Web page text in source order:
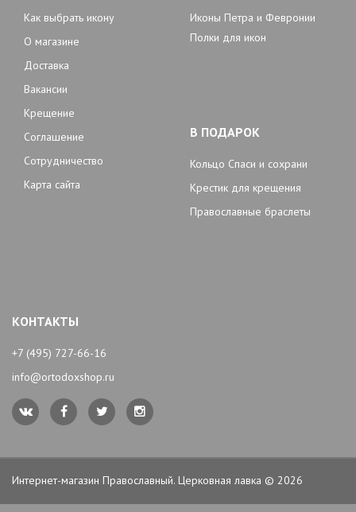
Как выбрать икону
О магазине
Доставка
Вакансии
Крещение
Соглашение
Сотрудничество
Карта сайта
Иконы Петра и Февронии
Полки для икон
В ПОДАРОК
Кольцо Спаси и сохрани
Крестик для крещения
Православные браслеты
КОНТАКТЫ
+7 (495) 727-66-16
info@ortodoxshop.ru
Интернет-магазин Православный. Церковная лавка © 2026